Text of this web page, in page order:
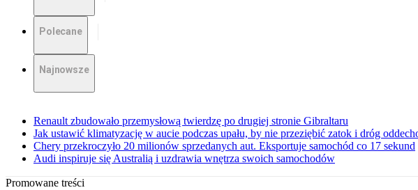
Polecane
Najnowsze
Renault zbudowało przemysłową twierdzę po drugiej stronie Gibraltaru
Jak ustawić klimatyzację w aucie podczas upału, by nie przeziębić zatok i dróg
Chery przekroczyło 20 milionów sprzedanych aut. Eksportuje samochód co 17 sekund
Audi inspiruje się Australią i uzdrawia wnętrza swoich samochodów
Promowane treści